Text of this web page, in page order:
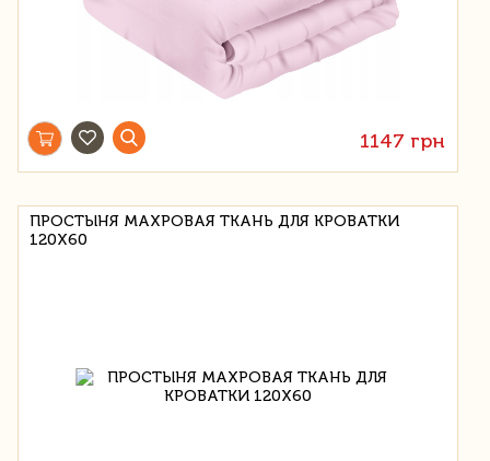
1147 грн
ПРОСТЫНЯ МАХРОВАЯ ТКАНЬ ДЛЯ КРОВАТКИ
120X60